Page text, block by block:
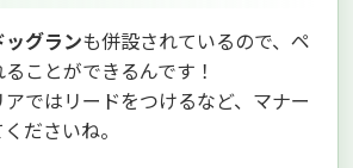
ッグランも併設されているので、ペ
ことができるんです！
ではリードをつけるなど、マナー
ださいね。